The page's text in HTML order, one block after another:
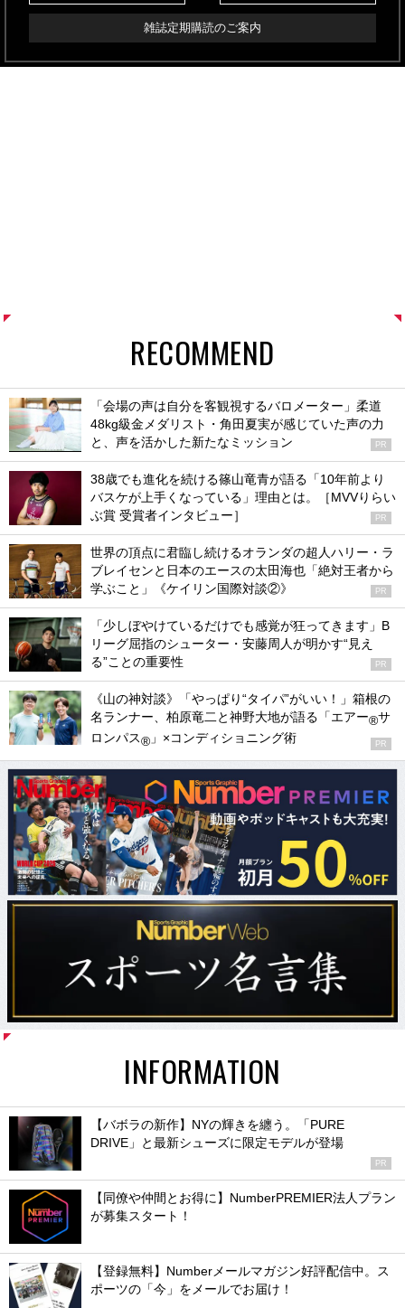
雑誌定期購読のご案内
RECOMMEND
「会場の声は自分を客観視するバロメーター」柔道
48kg級金メダリスト・角田夏実が感じていた声の力
と、声を活かした新たなミッション
PR
38歳でも進化を続ける篠山竜青が語る「10年前より
バスケが上手くなっている」理由とは。［MVVりらい
ぶ賞 受賞者インタビュー］
PR
世界の頂点に君臨し続けるオランダの超人ハリー・ラ
ブレイセンと日本のエースの太田海也「絶対王者から
学ぶこと」《ケイリン国際対談②》
PR
「少しぼやけているだけでも感覚が狂ってきます」B
リーグ屈指のシューター・安藤周人が明かす“見え
る”ことの重要性
PR
《山の神対談》「やっぱり“タイパ”がいい！」箱根の
名ランナー、柏原竜二と神野大地が語る「エアー®サ
ロンパス® 」×コンディショニング術 PR
INFORMATION
【バボラの新作】NYの輝きを纏う。「PURE
DRIVE」と最新シューズに限定モデルが登場
PR
【同僚や仲間とお得に】NumberPREMIER法人プラン
が募集スタート！
【登録無料】Numberメールマガジン好評配信中。ス
ポーツの「今」をメールでお届け！